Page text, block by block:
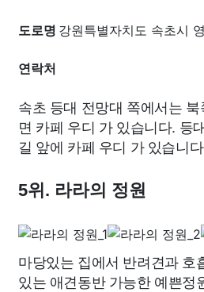
도로명 강원특별자치도 속초시
연락처
속초 등대 전망대 쪽에서는
면 카페 우디 가 있습니다. 등
길 앞에 카페 우디 가 있습니
5위. 라라의 정원
마당있는 집에서 반려견과 호
있는 애견동반 가능한 예쁜정